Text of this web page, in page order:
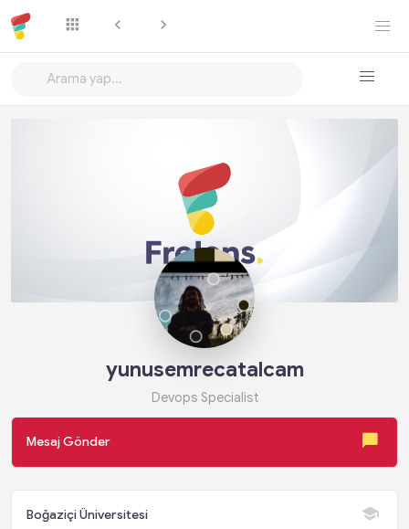
Takip Et
yunusemrecatalcam
Devops Specialist
Mesaj Gönder
Boğaziçi Üniversitesi